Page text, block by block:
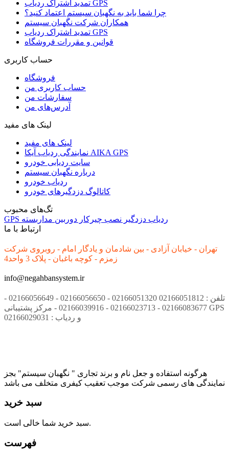
تمدید اشتراک ردیاب GPS
چرا شما باید به نگهبان سیستم اعتماد کنید؟
همکاران شرکت نگهبان سیستم
تمدید اشتراک ردیاب GPS
قوانین و مقررات فروشگاه
حساب کاربری
فروشگاه
حساب کاربری من
سفارشات من
آدرس‌های من
لینک های مفید
لینک های مفید
نمایندگی ردیاب آیکا AIKA GPS
سایت ردیابی خودرو
درباره نگهبان سیستم
ردیاب خودرو
کاتالوگ دزدگیرهای خودرو
تگ‌های محبوب
GPS
ردیاب دزدگیر نصب چیرکار دوربین مداربسته
ارتباط با ما
تهران - خیابان آزادی - بین شادمان و یادگار امام - روبروی شرکت
زمزم - کوچه باغبان - پلاک 3 واحد4
info@negahbansystem.ir
تلفن : 02166051812 02166051320 - 02166056650 - 02166056649 -
02166083677 - 02166023713 - 02166039916 - مرکز پشتیبانی GPS
و ردیاب : 02166029031
هرگونه استفاده و جعل نام و برند تجاری " نگهبان سیستم" بجز
نمایندگی های رسمی شرکت موجب تعقیب کیفری متخلف می باشد
سبد خرید
سبد خرید شما خالی است.
فهرست